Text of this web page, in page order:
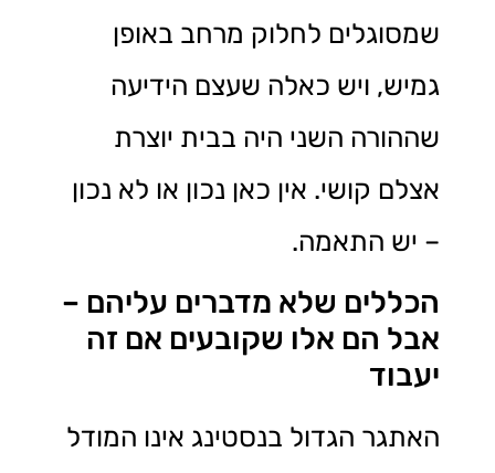
שמסוגלים לחלוק מרחב באופן
גמיש, ויש כאלה שעצם הידיעה
שההורה השני היה בבית יוצרת
אצלם קושי. אין כאן נכון או לא נכון
– יש התאמה.
הכללים שלא מדברים עליהם –
אבל הם אלו שקובעים אם זה
יעבוד
האתגר הגדול בנסטינג אינו המודל